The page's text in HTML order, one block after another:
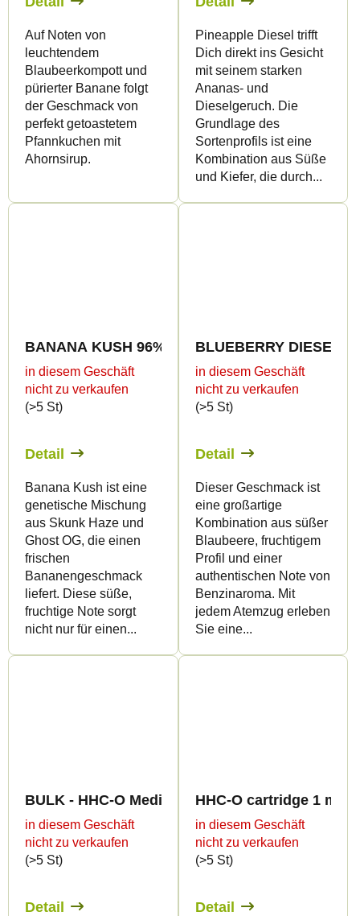
Auf Noten von
leuchtendem
Blaubeerkompott und
pürierter Banane folgt
der Geschmack von
perfekt getoastetem
Pfannkuchen mit
Ahornsirup.
Pineapple Diesel trifft
Dich direkt ins Gesicht
mit seinem starken
Ananas- und
Dieselgeruch. Die
Grundlage des
Sortenprofils ist eine
Kombination aus Süße
und Kiefer, die durch...
BANANA KUSH 96% HHC-O - CanaPuff -
in diesem Geschäft
nicht zu verkaufen
(>5 St)
Detail
Banana Kush ist eine
genetische Mischung
aus Skunk Haze und
Ghost OG, die einen
frischen
Bananengeschmack
liefert. Diese süße,
fruchtige Note sorgt
nicht nur für einen...
BLUEBERRY DIESEL
in diesem Geschäft
nicht zu verkaufen
(>5 St)
Detail
Dieser Geschmack ist
eine großartige
Kombination aus süßer
Blaubeere, fruchtigem
Profil und einer
authentischen Note von
Benzinaroma. Mit
jedem Atemzug erleben
Sie eine...
BULK - HHC-O Medium Greenhouse Quality 20%
in diesem Geschäft
nicht zu verkaufen
(>5 St)
Detail
HHC-O cartridge 1 ml
in diesem Geschäft
nicht zu verkaufen
(>5 St)
Detail